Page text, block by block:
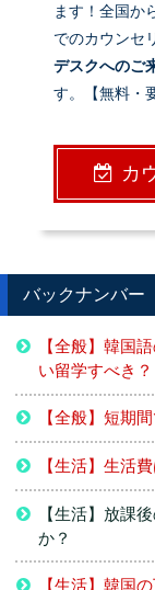
ます！全国か
でのカウンセ
デスクへのご
す。【無料・
カ
バックナンバー
【全般】韓国
い留学すべき？
【全般】短期
【生活】生活
【生活】放課
か？
【生活】韓国